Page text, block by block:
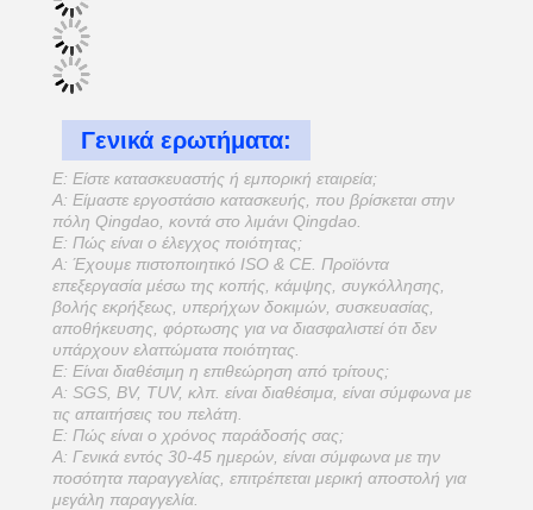
Γενικά ερωτήματα:
Ε: Είστε κατασκευαστής ή εμπορική εταιρεία;
Α: Είμαστε εργοστάσιο κατασκευής, που βρίσκεται στην
πόλη Qingdao, κοντά στο λιμάνι Qingdao.
Ε: Πώς είναι ο έλεγχος ποιότητας;
Α: Έχουμε πιστοποιητικό ISO & CE. Προϊόντα
επεξεργασία μέσω της κοπής, κάμψης, συγκόλλησης,
βολής εκρήξεως, υπερήχων δοκιμών, συσκευασίας,
αποθήκευσης, φόρτωσης για να διασφαλιστεί ότι δεν
υπάρχουν ελαττώματα ποιότητας.
Ε: Είναι διαθέσιμη η επιθεώρηση από τρίτους;
Α: SGS, BV, TUV, κλπ. είναι διαθέσιμα, είναι σύμφωνα με
τις απαιτήσεις του πελάτη.
Ε: Πώς είναι ο χρόνος παράδοσής σας;
Α: Γενικά εντός 30-45 ημερών, είναι σύμφωνα με την
ποσότητα παραγγελίας, επιτρέπεται μερική αποστολή για
μεγάλη παραγγελία.